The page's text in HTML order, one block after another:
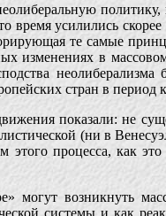
политику,
время усилились
те самые
изменениях в
стран в период
показали: не
(ни в
этого процесса, как
могут возникнуть
системы и как